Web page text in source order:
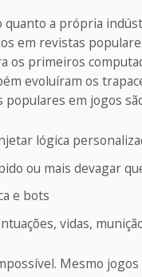
a própria
em revistas
os primeiros
evoluíram os
populares em jogos
lógica
ou mais devagar
e bots
vidas,
Mesmo jogos